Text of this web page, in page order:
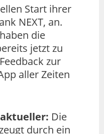
Start ihrer
NEXT, an.
die
jetzt zu
zur
aller Zeiten
Die
durch ein